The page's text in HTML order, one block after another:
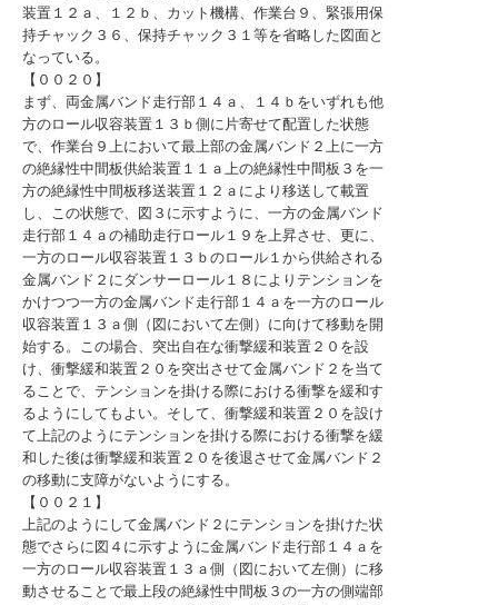
装置１２ａ、１２ｂ、カット機構、作業台９、緊張用保
持チャック３６、保持チャック３１等を省略した図面と
なっている。
【００２０】
まず、両金属バンド走行部１４ａ、１４ｂをいずれも他
方のロール収容装置１３ｂ側に片寄せて配置した状態
で、作業台９上において最上部の金属バンド２上に一方
の絶縁性中間板供給装置１１ａ上の絶縁性中間板３を一
方の絶縁性中間板移送装置１２ａにより移送して載置
し、この状態で、図３に示すように、一方の金属バンド
走行部１４ａの補助走行ロール１９を上昇させ、更に、
一方のロール収容装置１３ｂのロール１から供給される
金属バンド２にダンサーロール１８によりテンションを
かけつつ一方の金属バンド走行部１４ａを一方のロール
収容装置１３ａ側（図において左側）に向けて移動を開
始する。この場合、突出自在な衝撃緩和装置２０を設
け、衝撃緩和装置２０を突出させて金属バンド２を当て
ることで、テンションを掛ける際における衝撃を緩和す
るようにしてもよい。そして、衝撃緩和装置２０を設け
て上記のようにテンションを掛ける際における衝撃を緩
和した後は衝撃緩和装置２０を後退させて金属バンド２
の移動に支障がないようにする。
【００２１】
上記のようにして金属バンド２にテンションを掛けた状
態でさらに図４に示すように金属バンド走行部１４ａを
一方のロール収容装置１３ａ側（図において左側）に移
動させることで最上段の絶縁性中間板３の一方の側端部